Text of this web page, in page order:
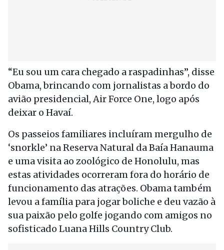
“Eu sou um cara chegado a raspadinhas”, disse
Obama, brincando com jornalistas a bordo do
avião presidencial, Air Force One, logo após
deixar o Havaí.
Os passeios familiares incluíram mergulho de
‘snorkle’ na Reserva Natural da Baía Hanauma
e uma visita ao zoológico de Honolulu, mas
estas atividades ocorreram fora do horário de
funcionamento das atrações. Obama também
levou a família para jogar boliche e deu vazão à
sua paixão pelo golfe jogando com amigos no
sofisticado Luana Hills Country Club.